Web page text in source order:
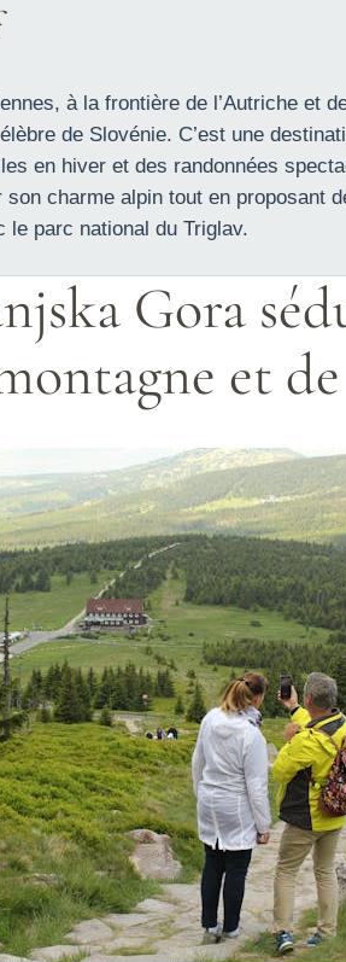
à la frontière de l’Autriche et
de Slovénie. C’est une
en hiver et des randonnées
charme alpin tout en proposant
le parc national du Triglav.
Gora
et